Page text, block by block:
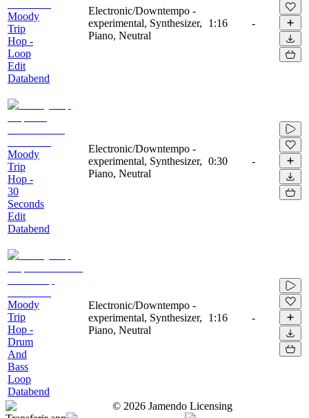
Moody
Trip
Hop -
Loop
Edit
Databend
Electronic/Downtempo -
experimental, Synthesizer,
Piano, Neutral
1:16 -
Moody
Trip
Hop -
30
Seconds
Edit
Databend
Electronic/Downtempo -
experimental, Synthesizer,
Piano, Neutral
0:30 -
Moody
Trip
Hop -
Drum
And
Bass
Loop
Databend
Electronic/Downtempo -
experimental, Synthesizer,
Piano, Neutral
1:16 -
© 2026 Jamendo Licensing